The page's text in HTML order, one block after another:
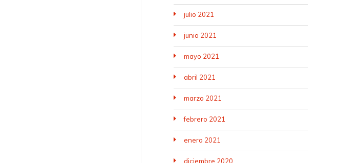
julio 2021
junio 2021
mayo 2021
abril 2021
marzo 2021
febrero 2021
enero 2021
diciembre 2020